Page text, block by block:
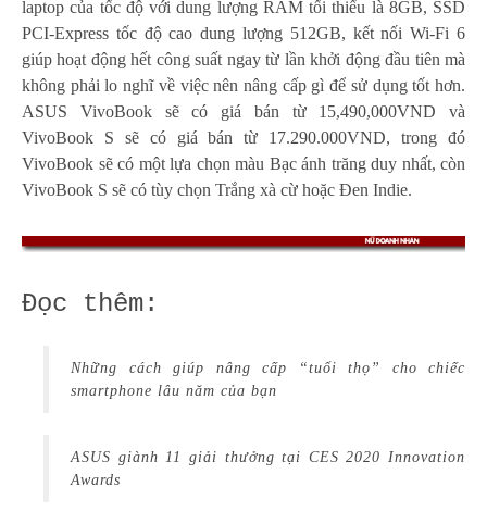
laptop của tốc độ với dung lượng RAM tối thiểu là 8GB, SSD
PCI-Express tốc độ cao dung lượng 512GB, kết nối Wi-Fi 6
giúp hoạt động hết công suất ngay từ lần khởi động đầu tiên mà
không phải lo nghĩ về việc nên nâng cấp gì để sử dụng tốt hơn.
ASUS VivoBook sẽ có giá bán từ 15,490,000VND và
VivoBook S sẽ có giá bán từ 17.290.000VND, trong đó
VivoBook sẽ có một lựa chọn màu Bạc ánh trăng duy nhất, còn
VivoBook S sẽ có tùy chọn Trắng xà cừ hoặc Đen Indie.
Đọc thêm:
Những cách giúp nâng cấp “tuổi thọ” cho chiếc
smartphone lâu năm của bạn
ASUS giành 11 giải thưởng tại CES 2020 Innovation
Awards